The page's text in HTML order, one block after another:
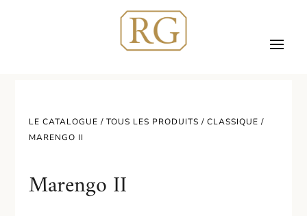
LE CATALOGUE /TOUS LES PRODUITS /CLASSIQUE /
MARENGO II
Marengo II